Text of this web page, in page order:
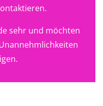
sehr und möchten